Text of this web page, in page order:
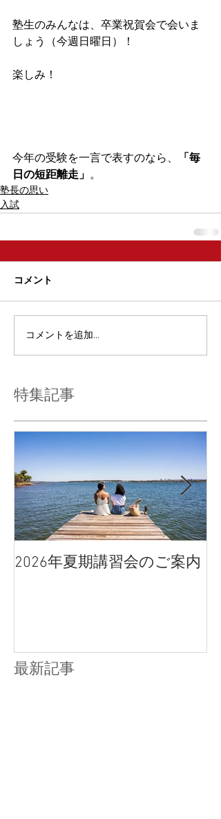
塾生のみんなは、卒業祝賀会で会いま
しょう（今週日曜日）！
楽しみ！
今年の受験を一言で表すのなら、
「毎
日の短距離走」 。
塾長の思い
入試
コメント
コメントを追加…
特集記事
2026年夏期講習会のご案内
最新記事